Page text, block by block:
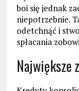
boi się jednak
niepotrzebnie.
odetchnąć i
spłacania
Największe